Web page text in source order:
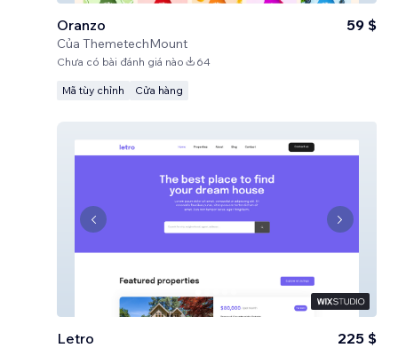
Oranzo
Của ThemetechMount
59 $
Chưa có bài đánh giá nào 64
Mã tùy chỉnh Cửa hàng
Letro 225 $